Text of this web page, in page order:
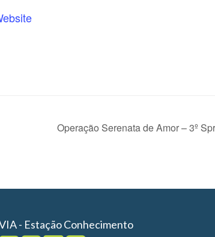
Operação Serenata de Amor – 3º
- Estação Conhecimento